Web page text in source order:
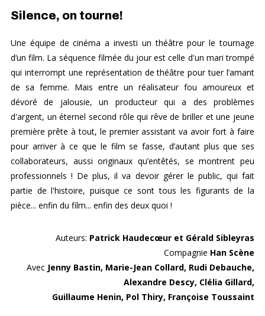
Silence, on tourne!
Une équipe de cinéma a investi un théâtre pour le tournage
d’un film. La séquence filmée du jour est celle d'un mari trompé
qui interrompt une représentation de théâtre pour tuer l’amant
de sa femme. Mais entre un réalisateur fou amoureux et
dévoré de jalousie, un producteur qui a des problèmes
d'argent, un éternel second rôle qui rêve de briller et une jeune
première prête à tout, le premier assistant va avoir fort à faire
pour arriver à ce que le film se fasse, d’autant plus que ses
collaborateurs, aussi originaux qu’entêtés, se montrent peu
professionnels ! De plus, il va devoir gérer le public, qui fait
partie de l'histoire, puisque ce sont tous les figurants de la
pièce... enfin du film... enfin des deux quoi !
Auteurs: Patrick Haudecœur et Gérald Sibleyras
Compagnie Han Scène
Avec Jenny Bastin, Marie-Jean Collard, Rudi Debauche,
Alexandre Descy, Clélia Gillard,
Guillaume Henin, Pol Thiry, Françoise Toussaint